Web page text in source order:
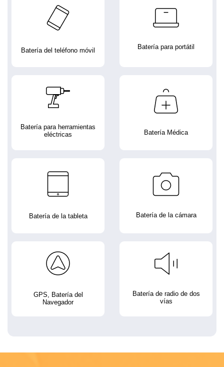
Batería del teléfono móvil Batería para portátil
Batería para herramientas
eléctricas
Batería Médica
Batería de la tableta Batería de la cámara
GPS, Batería del
Navegador
Batería de radio de dos
vías